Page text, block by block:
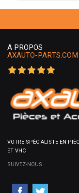
A PROPOS
AXAUTO-PARTS.COM
VOTRE SPÉCIALISTE EN
ET VHC
SUIVEZ-NOUS